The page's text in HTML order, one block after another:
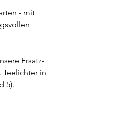
- mit
Ersatz-
in
5).